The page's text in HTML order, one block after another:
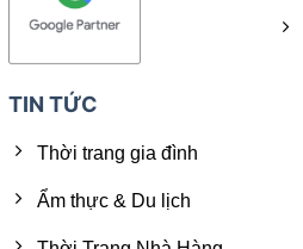
TIN TỨC
Thời trang gia đình
Ẩm thực & Du lịch